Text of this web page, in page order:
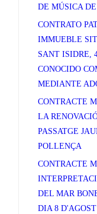
DE MÚSICA
CONTRATO
IMMUEBLE
SANT ISIDRE,
CONOCIDO
MEDIANTE
CONTRACTE
LA
PASSATGE
POLLENÇA
CONTRACTE
DEL MAR
DIA 8